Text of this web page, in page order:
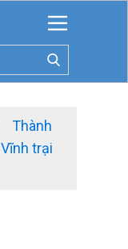
Thành
trại